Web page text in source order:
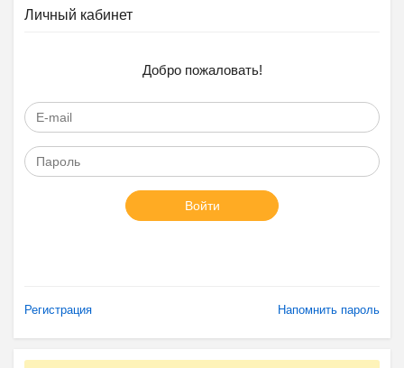
Личный кабинет
Добро пожаловать!
Войти
Регистрация Напомнить пароль